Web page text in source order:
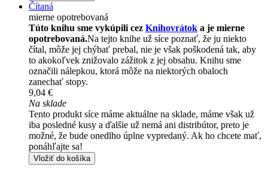
Čítaná
mierne opotrebovaná
Túto knihu sme vykúpili cez Knihovrátok a je mierne
opotrebovaná.Na tejto knihe už síce poznať, že ju niekto
čítal, môže jej chýbať prebal, nie je však poškodená tak, aby
to akokoľvek znižovalo zážitok z jej obsahu. Knihu sme
označili nálepkou, ktorá môže na niektorých obaloch
zanechať stopy.
9,04 €
Na sklade
Tento produkt síce máme aktuálne na sklade, máme však už
iba posledné kusy a ďalšie už nemá ani distribútor, preto je
možné, že bude onedlho úplne vypredaný. Ak ho chcete mať,
ponáhľajte sa!
Vložiť do košíka